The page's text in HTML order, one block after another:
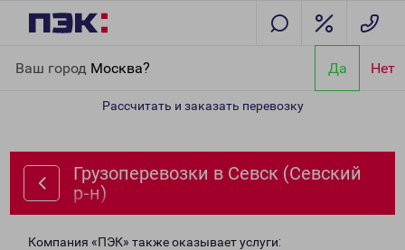
Ваш город Москва? Да Нет
Рассчитать и заказать перевозку
Грузоперевозки в Севск (Севский
р-н)
Компания «ПЭК» также оказывает услуги: